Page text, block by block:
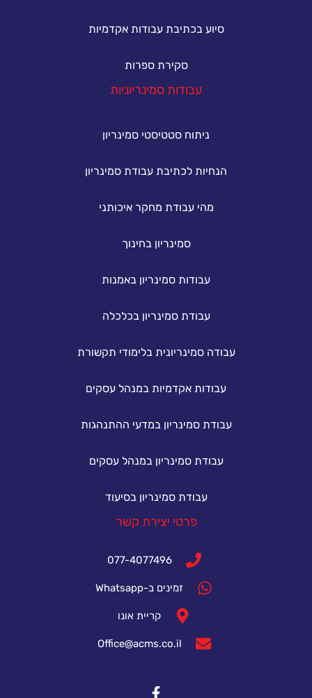
סיוע בכתיבת עבודות אקדמיות
סקירת ספרות
עבודות סמינריוניות
ניתוח סטטיסטי סמינריון
הנחיות לכתיבת עבודת סמינריון
מהי עבודת מחקר איכותני
סמינריון בחינוך
עבודות סמינריון באמנות
עבודת סמינריון בכלכלה
עבודה סמינריונית בלימודי תקשורת
עבודות אקדמיות במנהל עסקים
עבודת סמינריון במדעי ההתנהגות
עבודת סמינריון במנהל עסקים
עבודת סמינריון בסיעוד
פרטי יצירת קשר
077-4077496
זמינים ב-Whatsapp
קריית אונו
Office@acms.co.il